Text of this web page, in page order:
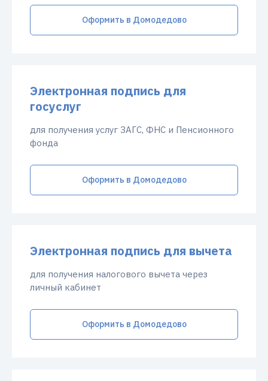
Оформить в Домодедово
Электронная подпись для
госуслуг
для получения услуг ЗАГС, ФНС и Пенсионного
фонда
Оформить в Домодедово
Электронная подпись для вычета
для получения налогового вычета через
личный кабинет
Оформить в Домодедово